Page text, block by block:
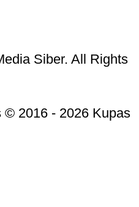
Siber. All Rights
© 2016 - 2026 Kupas